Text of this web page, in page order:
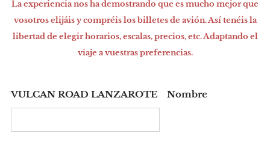
La experiencia nos ha demostrando que es mucho mejor que
vosotros elijáis y compréis los billetes de avión. Así tenéis la
libertad de elegir horarios, escalas, precios, etc. Adaptando el
viaje a vuestras preferencias.
VULCAN ROAD LANZAROTE Nombre